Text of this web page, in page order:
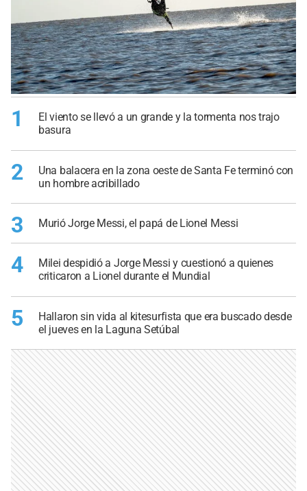
1
El viento se llevó a un grande y la tormenta nos trajo
basura
2
Una balacera en la zona oeste de Santa Fe terminó con
un hombre acribillado
3 Murió Jorge Messi, el papá de Lionel Messi
4
Milei despidió a Jorge Messi y cuestionó a quienes
criticaron a Lionel durante el Mundial
5
Hallaron sin vida al kitesurfista que era buscado desde
el jueves en la Laguna Setúbal